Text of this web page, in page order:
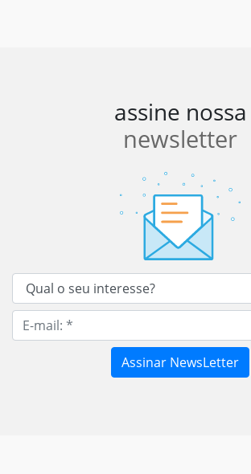
assine nossa
newsletter